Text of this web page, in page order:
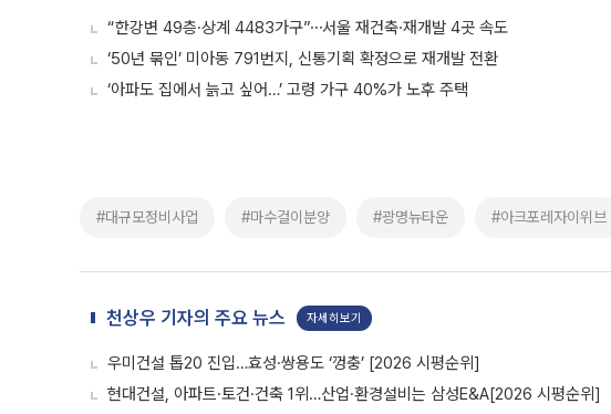
“한강변 49층·상계 4483가구”⋯서울 재건축·재개발 4곳 속도
‘50년 묶인’ 미아동 791번지, 신통기획 확정으로 재개발 전환
‘아파도 집에서 늙고 싶어…’ 고령 가구 40%가 노후 주택
#대규모정비사업 #마수걸이분양 #광명뉴타운 #아크포레자이위브
천상우 기자의 주요 뉴스 자세히보기
우미건설 톱20 진입…효성·쌍용도 ‘껑충’ [2026 시평순위]
현대건설, 아파트·토건·건축 1위…산업·환경설비는 삼성E&A[2026 시평순위]